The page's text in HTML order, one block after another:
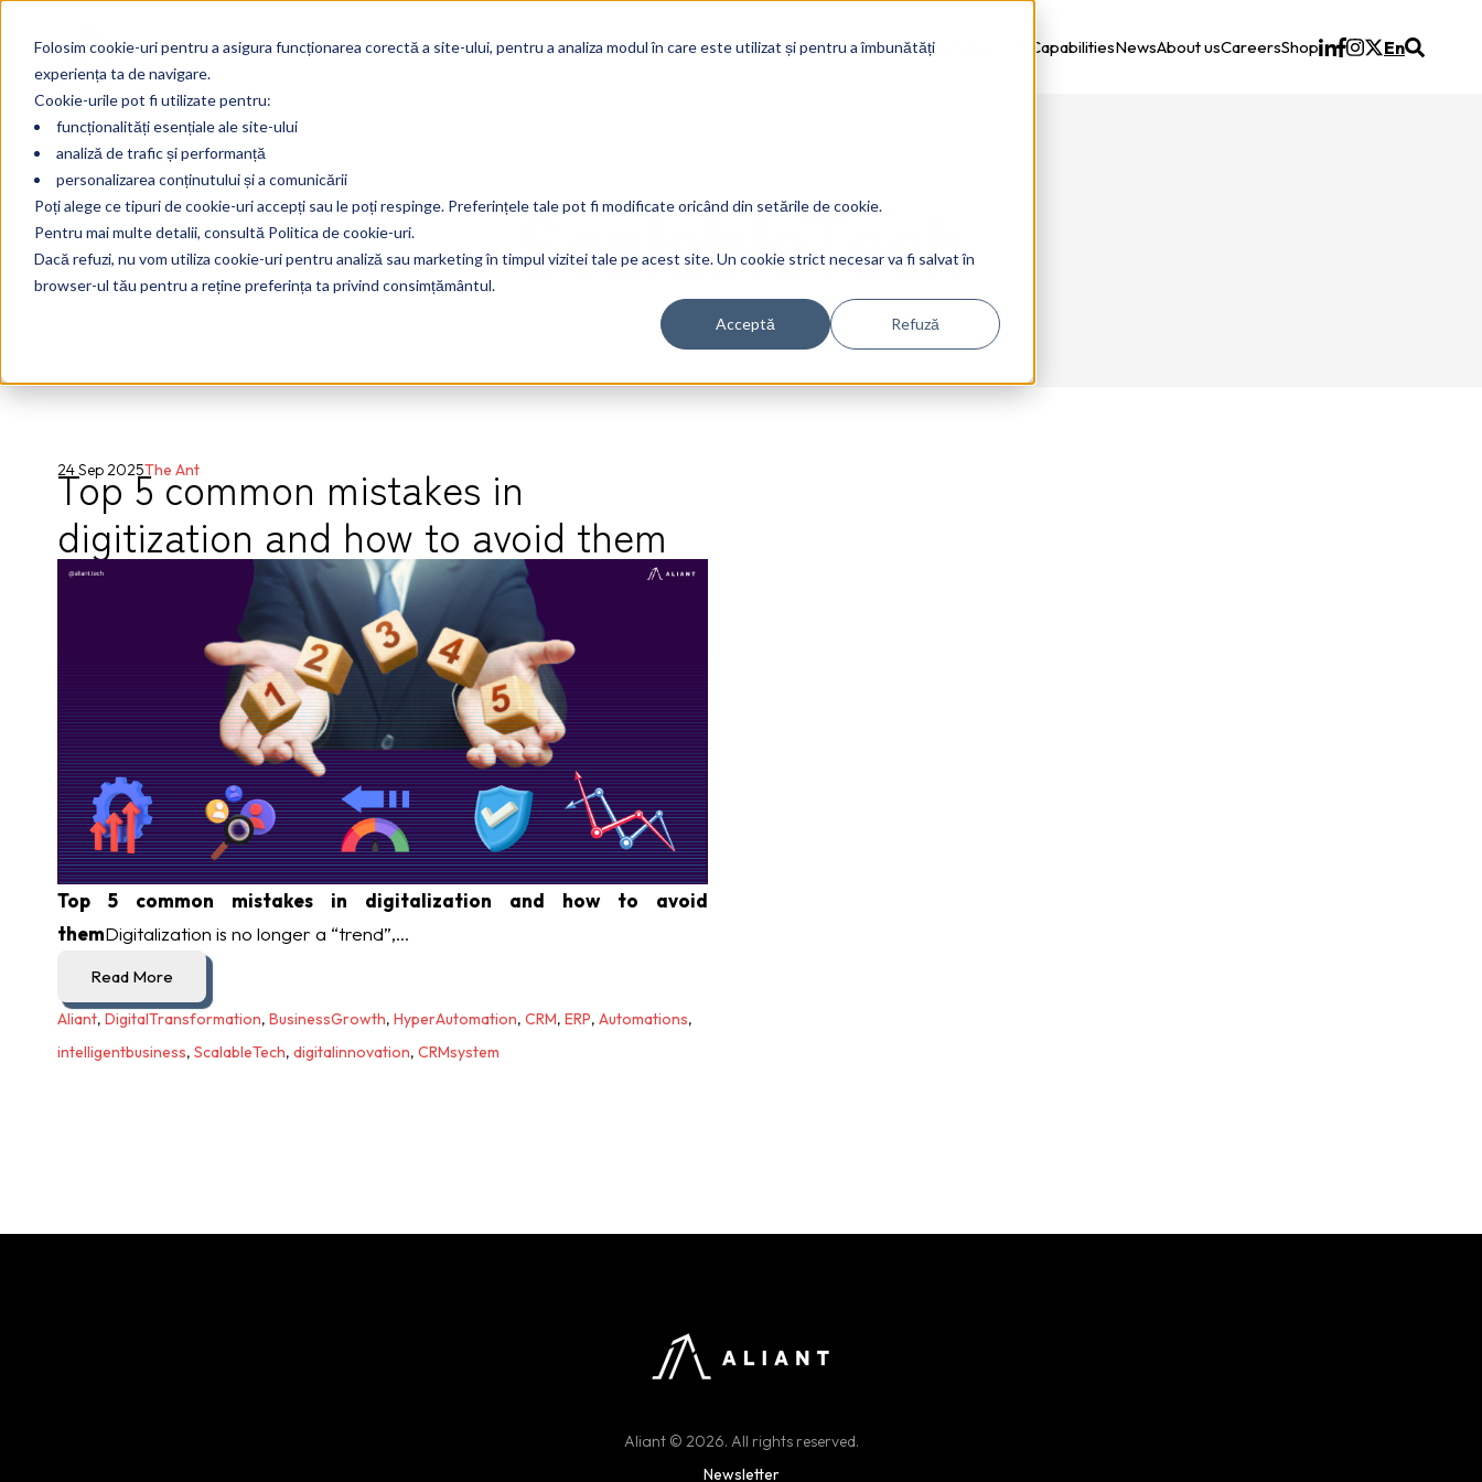
Folosim cookie-uri pentru a asigura funcționarea corectă a site-ului, pentru a analiza modul în care este utilizat și pentru a îmbunătăți
experiența ta de navigare.
Cookie-urile pot fi utilizate pentru:
funcționalități esențiale ale site-ului
analiză de trafic și performanță
personalizarea conținutului și a comunicării
Poți alege ce tipuri de cookie-uri accepți sau le poți respinge. Preferințele tale pot fi modificate oricând din setările de cookie.
Pentru mai multe detalii, consultă Politica de cookie-uri.
Dacă refuzi, nu vom utiliza cookie-uri pentru analiză sau marketing în timpul vizitei tale pe acest site. Un cookie strict necesar va fi salvat în
browser-ul tău pentru a reține preferința ta privind consimțământul.
Acceptă Refuză
Solutions
CapabilitiesNewsAbout usCareersShop En
ScalableTech
Top 5 common mistakes in
digitization and how to avoid them
24 Sep 2025The Ant
Top 5 common mistakes in digitalization and how to avoid
themDigitalization is no longer a “trend”,...
Read More
Aliant, DigitalTransformation, BusinessGrowth, HyperAutomation, CRM, ERP, Automations,
intelligentbusiness, ScalableTech, digitalinnovation, CRMsystem
Aliant © 2026. All rights reserved.
Newsletter